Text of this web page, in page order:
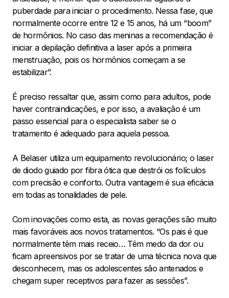
puberdade para iniciar o procedimento. Nessa fase, que
normalmente ocorre entre 12 e 15 anos, há um “boom”
de hormônios. No caso das meninas a recomendação é
iniciar a depilação definitiva a laser após a primeira
menstruação, pois os hormônios começam a se
estabilizar”.
É preciso ressaltar que, assim como para adultos, pode
haver contraindicações, e por isso, a avaliação é um
passo essencial para o especialista saber se o
tratamento é adequado para aquela pessoa.
A Belaser utiliza um equipamento revolucionário; o laser
de diodo guiado por fibra ótica que destrói os folículos
com precisão e conforto. Outra vantagem é sua eficácia
em todas as tonalidades de pele.
Com inovações como esta, as novas gerações são muito
mais favoráveis aos novos tratamentos. “Os pais é que
normalmente têm mais receio… Têm medo da dor ou
ficam apreensivos por se tratar de uma técnica nova que
desconhecem, mas os adolescentes são antenados e
chegam super receptivos para fazer as sessões”.